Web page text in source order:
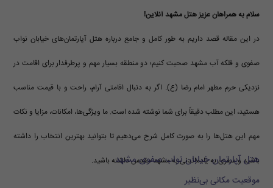
سلام به همراهان عزیز هتل مشهد آنلاین!
در این مقاله قصد داریم به طور کامل و جامع درباره هتل آپارتمان‌های خیابان نواب
صفوی و فلکه آب مشهد صحبت کنیم؛ دو منطقه بسیار مهم و پرطرفدار برای اقامت در
نزدیکی حرم مطهر امام رضا (ع). اگر به دنبال اقامتی آرام، راحت و با قیمت مناسب
هستید، این مطلب دقیقاً برای شما نوشته شده است. ما ویژگی‌ها، امکانات، مزایا و نکات
مهم این هتل‌ها را به صورت کامل شرح می‌دهیم تا بتوانید بهترین انتخاب را داشته
باشید و سفری به یادماندنی به مشهد مقدس داشته باشید.
هتل آپارتمان خیابان نواب صفوی مشهد
موقعیت مکانی بی‌نظیر